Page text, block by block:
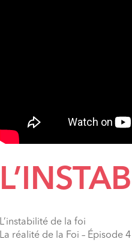
L’instabilité de la foi
La réalité de la Foi – Épisode 4